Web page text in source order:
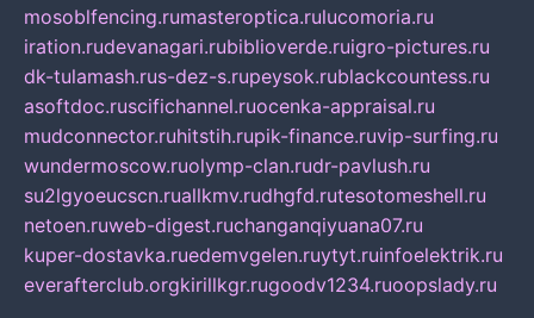
mosoblfencing.rumasteroptica.rulucomoria.ru
iration.rudevanagari.rubiblioverde.ruigro-pictures.ru
dk-tulamash.rus-dez-s.rupeysok.rublackcountess.ru
asoftdoc.ruscifichannel.ruocenka-appraisal.ru
mudconnector.ruhitstih.rupik-finance.ruvip-surfing.ru
wundermoscow.ruolymp-clan.rudr-pavlush.ru
su2lgyoeucscn.ruallkmv.rudhgfd.rutesotomeshell.ru
netoen.ruweb-digest.ruchanganqiyuana07.ru
kuper-dostavka.ruedemvgelen.ruytyt.ruinfoelektrik.ru
everafterclub.orgkirillkgr.rugoodv1234.ruoopslady.ru